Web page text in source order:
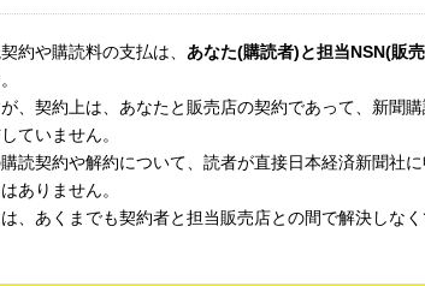
約や購読料の支払は、 あなた(購読者)と担当NSN(販
、契約上は、あなたと販売店の契約であって、新聞
ていません。
読契約や解約について、読者が直接日本経済新聞社
ありません。
、あくまでも契約者と担当販売店との間で解決しな